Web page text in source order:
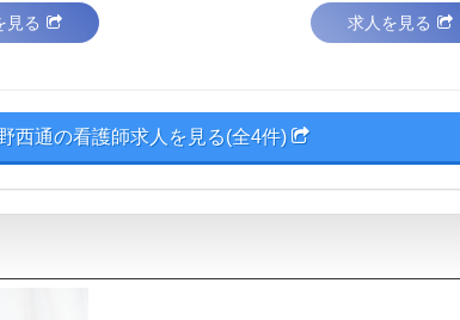
見る 求人を見る
西通の看護師求人を見る(全4件)